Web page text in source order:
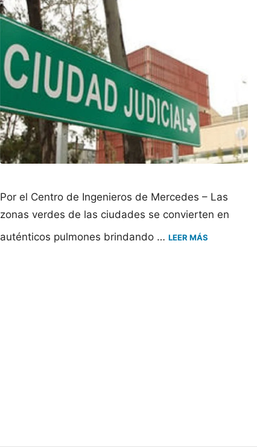
Por el Centro de Ingenieros de Mercedes – Las
zonas verdes de las ciudades se convierten en
auténticos pulmones brindando …LEER MÁS